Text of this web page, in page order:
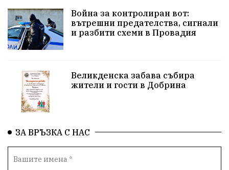
Използва ли се за кампания? Екология
Райско кътче
XXIX НК „Светослав Обретенов“ Млади таланти
Великденска забава
Война за контролиран вот:
вътрешни предателства, сигнали
и разбити схеми в Провадия
Великденска забава събира
жители и гости в Добрина
ЗА ВРЪЗКА С НАС